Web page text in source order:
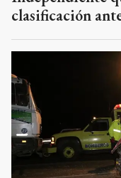
clasificación